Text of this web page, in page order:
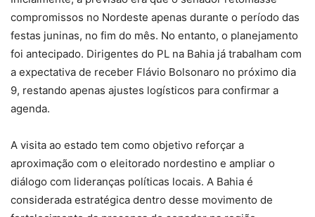
compromissos no Nordeste apenas durante o período das
festas juninas, no fim do mês. No entanto, o planejamento
foi antecipado. Dirigentes do PL na Bahia já trabalham com
a expectativa de receber Flávio Bolsonaro no próximo dia
9, restando apenas ajustes logísticos para confirmar a
agenda.
A visita ao estado tem como objetivo reforçar a
aproximação com o eleitorado nordestino e ampliar o
diálogo com lideranças políticas locais. A Bahia é
considerada estratégica dentro desse movimento de